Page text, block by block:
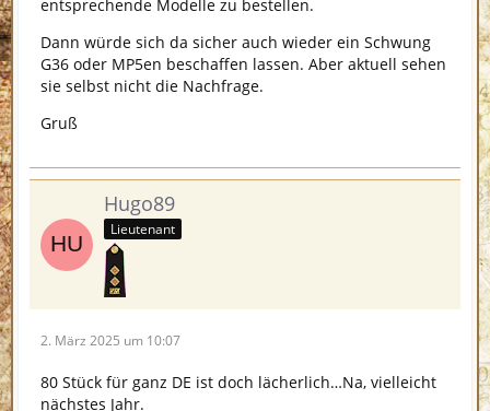
entsprechende Modelle zu bestellen.
Dann würde sich da sicher auch wieder ein Schwung
G36 oder MP5en beschaffen lassen. Aber aktuell sehen
sie selbst nicht die Nachfrage.
Gruß
Hugo89
Lieutenant
2. März 2025 um 10:07
80 Stück für ganz DE ist doch lächerlich…Na, vielleicht
nächstes Jahr.